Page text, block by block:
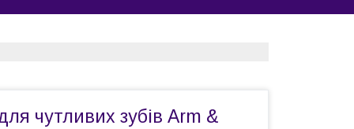
чутливих зубів Arm &